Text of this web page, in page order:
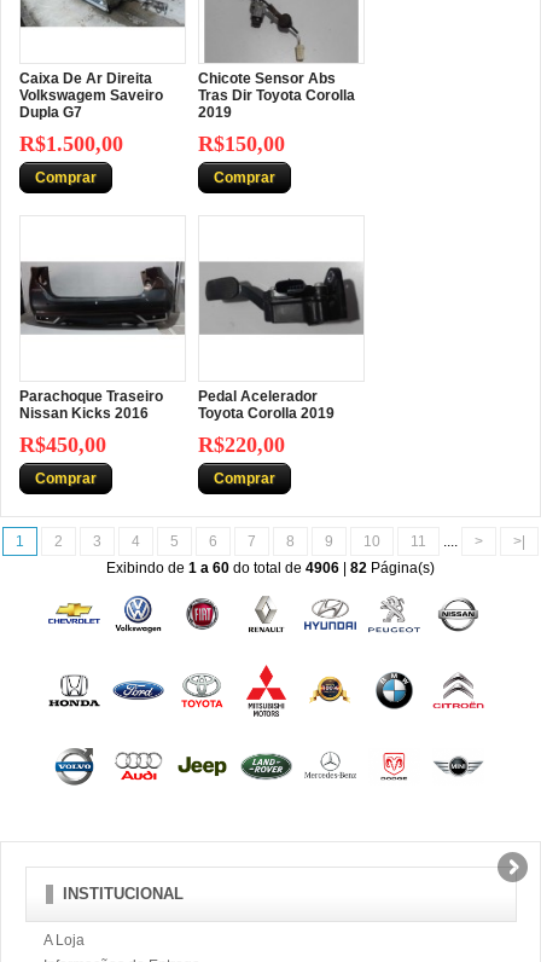
Caixa De Ar Direita
Volkswagem Saveiro
Dupla G7
R$1.500,00
Comprar
Chicote Sensor Abs
Tras Dir Toyota Corolla
2019
R$150,00
Comprar
Parachoque Traseiro
Nissan Kicks 2016
R$450,00
Comprar
Pedal Acelerador
Toyota Corolla 2019
R$220,00
Comprar
1 2 3 4 5 6 7 8 9 10 11 .... >
>|
Exibindo de 1 a 60 do total de 4906 82 Página(s)
INSTITUCIONAL
A Loja